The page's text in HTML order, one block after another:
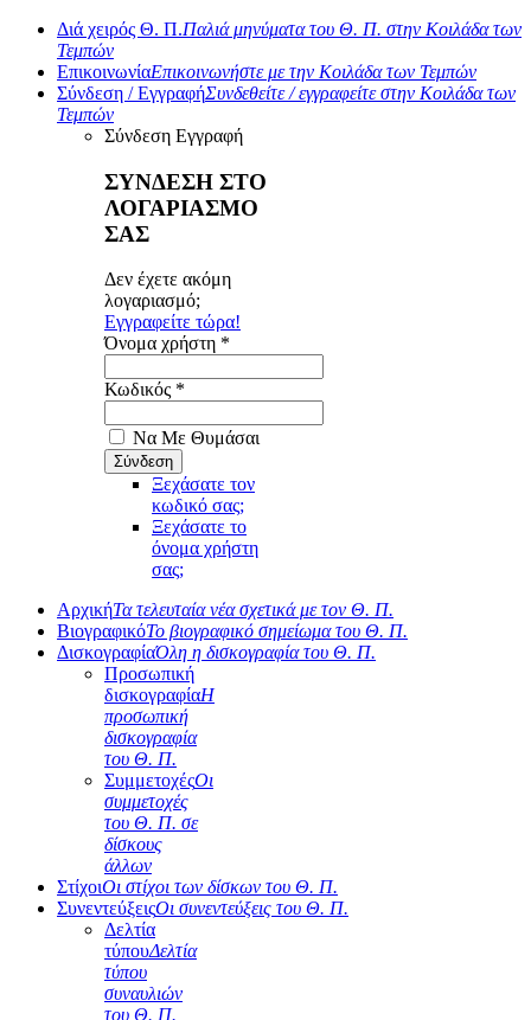
Διά χειρός Θ. Π.Παλιά μηνύματα του Θ. Π. στην Κοιλάδα των
Τεμπών
ΕπικοινωνίαΕπικοινωνήστε με την Κοιλάδα των Τεμπών
Σύνδεση / ΕγγραφήΣυνδεθείτε / εγγραφείτε στην Κοιλάδα των
Τεμπών
Σύνδεση Εγγραφή
ΣΥΝΔΕΣΗ ΣΤΟ
ΛΟΓΑΡΙΑΣΜΟ
ΣΑΣ
Δεν έχετε ακόμη
λογαριασμό;
Εγγραφείτε τώρα!
Όνομα χρήστη *
Κωδικός *
Να Με Θυμάσαι
Ξεχάσατε τον
κωδικό σας;
Ξεχάσατε το
όνομα χρήστη
σας;
ΑρχικήΤα τελευταία νέα σχετικά με τον Θ. Π.
ΒιογραφικόΤο βιογραφικό σημείωμα του Θ. Π.
ΔισκογραφίαΌλη η δισκογραφία του Θ. Π.
Προσωπική
δισκογραφίαΗ
προσωπική
δισκογραφία
του Θ. Π.
ΣυμμετοχέςΟι
συμμετοχές
του Θ. Π. σε
δίσκους
άλλων
ΣτίχοιΟι στίχοι των δίσκων του Θ. Π.
ΣυνεντεύξειςΟι συνεντεύξεις του Θ. Π.
Δελτία
τύπουΔελτία
τύπου
συναυλιών
του Θ. Π.